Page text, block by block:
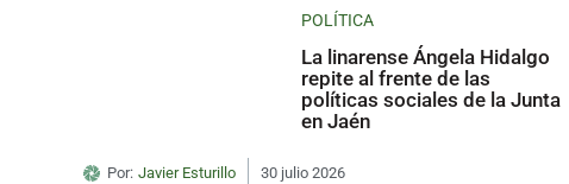
POLÍTICA
La linarense Ángela Hidalgo
repite al frente de las
políticas sociales de la Junta
en Jaén
Por: Javier Esturillo 30 julio 2026